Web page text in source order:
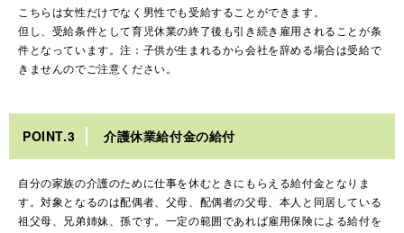
こちらは女性だけでなく男性でも受給することができます。
但し、受給条件として育児休業の終了後も引き続き雇用されることが条
件となっています。注：子供が生まれるから会社を辞める場合は受給で
きませんのでご注意ください。
POINT.3 介護休業給付金の給付
自分の家族の介護のために仕事を休むときにもらえる給付金となりま
す。対象となるのは配偶者、父母、配偶者の父母、本人と同居している
祖父母、兄弟姉妹、孫です。一定の範囲であれば雇用保険による給付を